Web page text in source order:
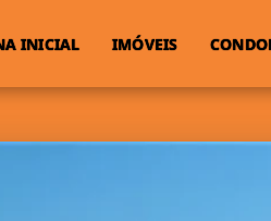
INICIAL IMÓVEIS